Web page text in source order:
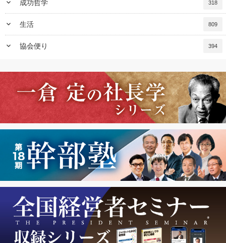
keyboard_arrow_down 成功哲学 318
keyboard_arrow_down 生活 809
keyboard_arrow_down 協会便り 394